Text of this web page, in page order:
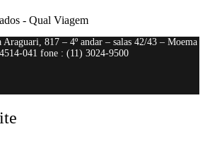
- Qual Viagem
817 – 4º andar – salas 42/43 – Moema
041 fone : (11) 3024-9500